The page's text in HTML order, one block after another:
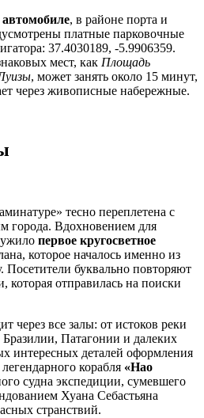
автомобиле, в районе порта и
платные парковочные
37.4030189, -5.9906359.
мест, как Площадь
, может занять около 15 минут,
через живописные набережные.
тесно переплетена с
города. Вдохновением для
первое кругосветное
которое началось именно из
Посетители буквально повторяют
которая отправилась на поиски
через все залы: от истоков реки
Бразилии, Патагонии и далеких
интересных деталей оформления
корабля «Нао
судна экспедиции, сумевшего
Хуана Себастьяна
странствий.